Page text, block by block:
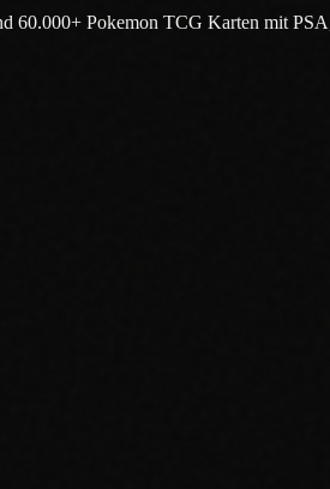
60.000+ Pokemon TCG Karten mit